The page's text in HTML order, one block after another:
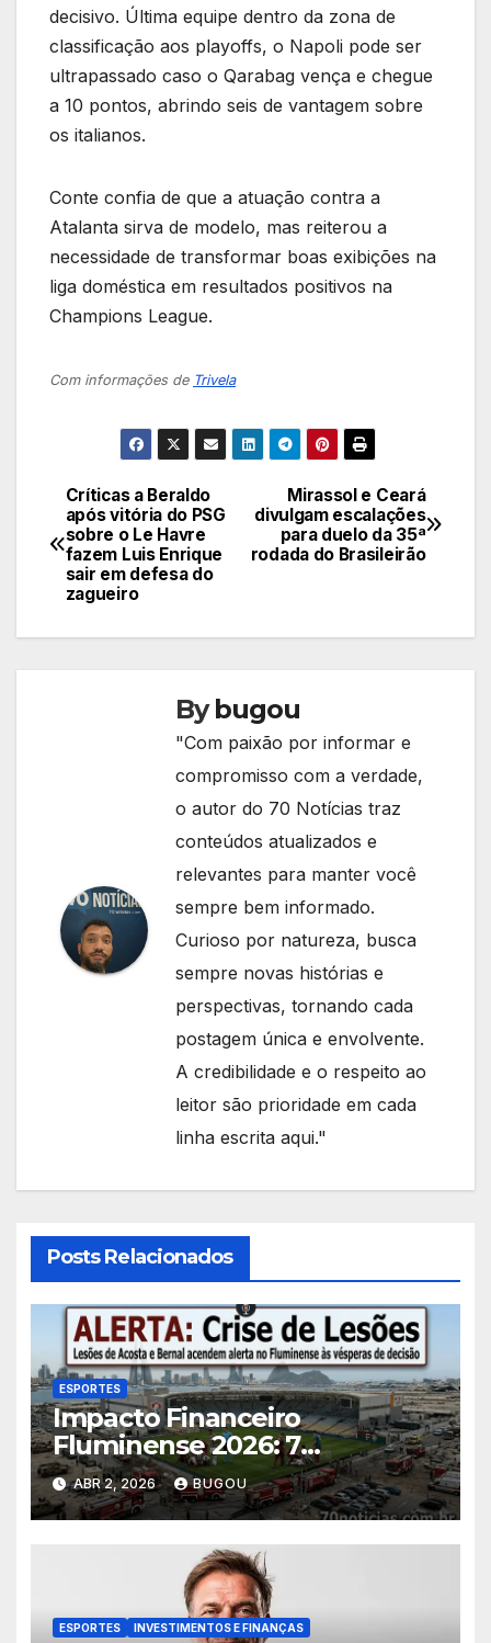
decisivo. Última equipe dentro da zona de
classificação aos playoffs, o Napoli pode ser
ultrapassado caso o Qarabag vença e chegue
a 10 pontos, abrindo seis de vantagem sobre
os italianos.
Conte confia de que a atuação contra a
Atalanta sirva de modelo, mas reiterou a
necessidade de transformar boas exibições na
liga doméstica em resultados positivos na
Champions League.
Com informações de Trivela
Navegação
de
Post
Mirassol e Ceará
divulgam escalações
para duelo da 35ª
rodada do Brasileirão
Críticas a Beraldo
após vitória do PSG
sobre o Le Havre
fazem Luis Enrique
sair em defesa do
zagueiro
Bybugou
"Com paixão por informar e
compromisso com a verdade,
o autor do 70 Notícias traz
conteúdos atualizados e
relevantes para manter você
sempre bem informado.
Curioso por natureza, busca
sempre novas histórias e
perspectivas, tornando cada
postagem única e envolvente.
A credibilidade e o respeito ao
leitor são prioridade em cada
linha escrita aqui."
Posts Relacionados
ESPORTES
Impacto Financeiro
Fluminense 2026: 7
Consequências das Lesões
ABR 2, 2026 BUGOU
ESPORTES INVESTIMENTOS E FINANÇAS